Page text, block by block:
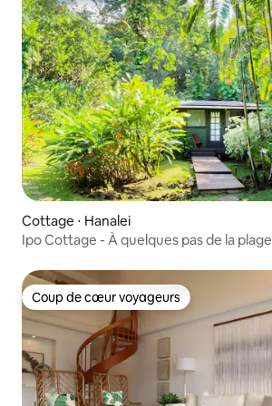
Cottage ⋅ Hanalei
Ipo Cottage - À quelques pas de la plage
Coup de cœur voyageurs
Coup de cœur voyageurs